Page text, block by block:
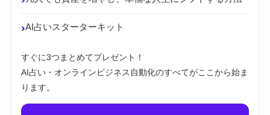
›AI占いスターターキット
すぐに3つまとめてプレゼント！
AI占い・オンラインビジネス自動化のすべてがここから始ま
ります。